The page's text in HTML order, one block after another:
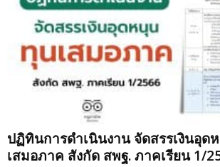
ปฏิทินการดำเนินงาน จัดสรรเงินอุด
เสมอภาค สังกัด สพฐ. ภาคเรียน 1/